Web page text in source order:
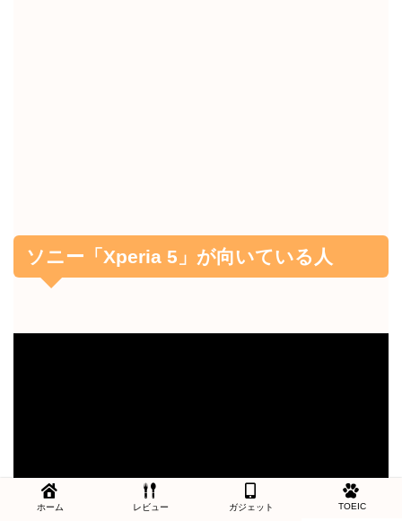
ソニー「Xperia 5」が向いている人
ホーム レビュー ガジェット TOEIC